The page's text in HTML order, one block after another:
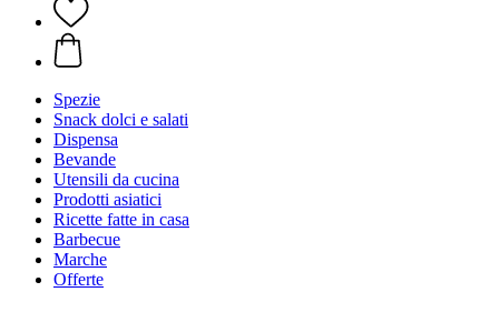
Spezie
Snack dolci e salati
Dispensa
Bevande
Utensili da cucina
Prodotti asiatici
Ricette fatte in casa
Barbecue
Marche
Offerte